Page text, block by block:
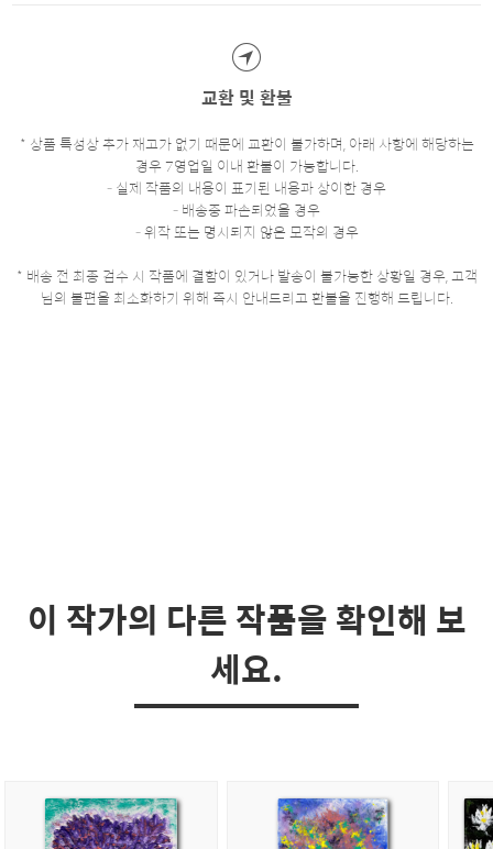
교환 및 환불
* 상품 특성상 추가 재고가 없기 때문에 교환이 불가하며, 아래 사항에 해당하는
경우 7영업일 이내 환불이 가능합니다.
- 실제 작품의 내용이 표기된 내용과 상이한 경우
- 배송중 파손되었을 경우
- 위작 또는 명시되지 않은 모작의 경우
* 배송 전 최종 검수 시 작품에 결함이 있거나 발송이 불가능한 상황일 경우, 고객
님의 불편을 최소화하기 위해 즉시 안내드리고 환불을 진행해 드립니다.
이 작가의 다른 작품을 확인해 보
세요.